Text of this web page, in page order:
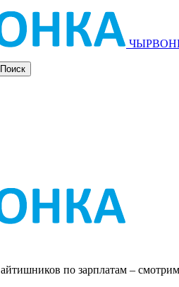
по зарплатам –